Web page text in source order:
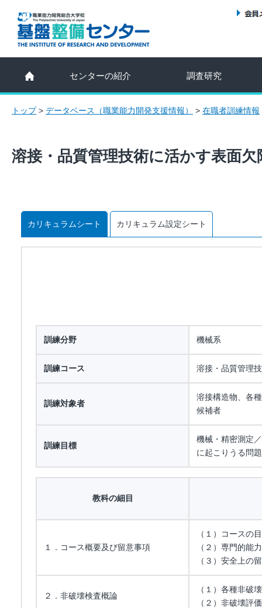
センターの紹介 調査研究
トップ> データベース（職業能力開発支援情報） > 在職者訓練情報
溶接・品質管理技術に活かす表面欠
カリキュラムシート カリキュラム設定シート
訓練分野 機械系
訓練コース 溶接・品質管理
訓練対象者
溶接構造物、各
候補者
訓練目標
機械・精密測定
に起こりうる問
教科の細目
１．コース概要及び留意事項
（１）コースの
（２）専門的能
（３）安全上の
２．非破壊検査概論
（１）各種非破
（２）非破壊評